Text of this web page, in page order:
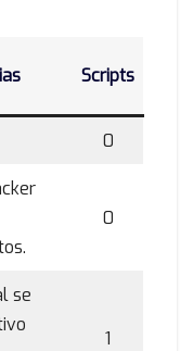
Scripts
0
0
se
1